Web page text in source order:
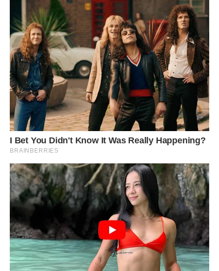
– Це тобі за те, що виховувала мою дочку, – вона
подумала і додала: – Дякую.
Валя спочатку відмовлялася і не хотіла приймати гроші,
але Алла наполягала. Старенька з вагою в грудях взяла
конверт. Вона не виховувала Лілю заради якихось грошей
…
Тим часом в автомобілі сидів Славік, чоловік Алли і
нервово чекав свою дружину. Він відмовляв Аллу від цієї
затії, зараз йому діти були не потрібні. Але Алла дуже
великий гудок.
– Це мій чоловік – пояснила Алла здивованої бабусі.